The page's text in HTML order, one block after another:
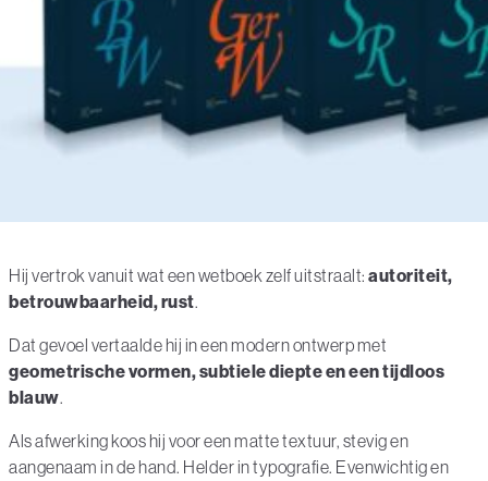
Hij vertrok vanuit wat een wetboek zelf uitstraalt: autoriteit,
betrouwbaarheid, rust.
Dat gevoel vertaalde hij in een modern ontwerp met
geometrische vormen, subtiele diepte en een tijdloos
blauw.
Als afwerking koos hij voor een matte textuur, stevig en
aangenaam in de hand. Helder in typografie. Evenwichtig en